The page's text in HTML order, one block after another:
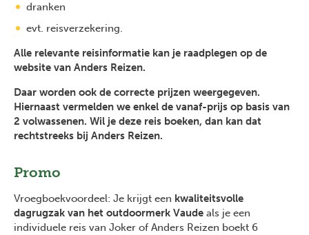
dranken
evt. reisverzekering.
Alle relevante reisinformatie kan je raadplegen op de
website van Anders Reizen.
Daar worden ook de correcte prijzen weergegeven.
Hiernaast vermelden we enkel de vanaf-prijs op basis van
2 volwassenen. Wil je deze reis boeken, dan kan dat
rechtstreeks bij Anders Reizen.
Promo
Vroegboekvoordeel: Je krijgt een kwaliteitsvolle
dagrugzak van het outdoormerk Vaude als je een
individuele reis van Joker of Anders Reizen boekt 6